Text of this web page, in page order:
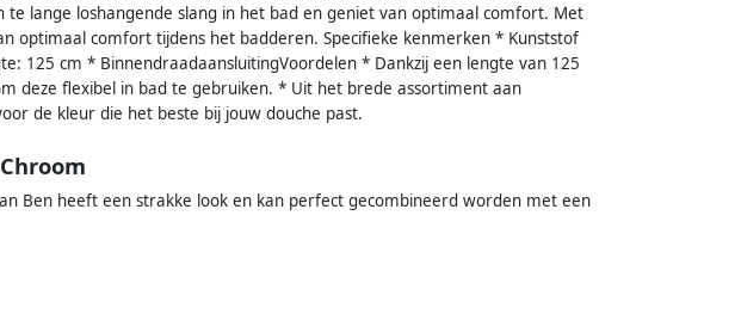
te lange loshangende slang in het bad en geniet van optimaal comfort. Met
optimaal comfort tijdens het badderen. Specifieke kenmerken * Kunststof
125 cm * BinnendraadaansluitingVoordelen * Dankzij een lengte van 125
deze flexibel in bad te gebruiken. * Uit het brede assortiment aan
de kleur die het beste bij jouw douche past.
Ben heeft een strakke look en kan perfect gecombineerd worden met een